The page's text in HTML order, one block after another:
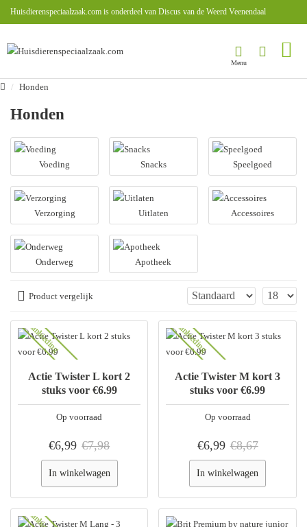
Huisdierenspeciaalzaak.com is onderdeel van Discus van de Weerd Veenendaal
Honden
Honden
Voeding Snacks Speelgoed
Verzorging Uitlaten Accessoires
Onderweg Apotheek
Product vergelijk
Aanbieding
Op voorraad
Actie Twister L kort 2
stuks voor €6.99
€6,99 €7,98
In winkelwagen
Aanbieding
Op voorraad
Actie Twister M kort 3
stuks voor €6.99
€6,99 €8,67
In winkelwagen